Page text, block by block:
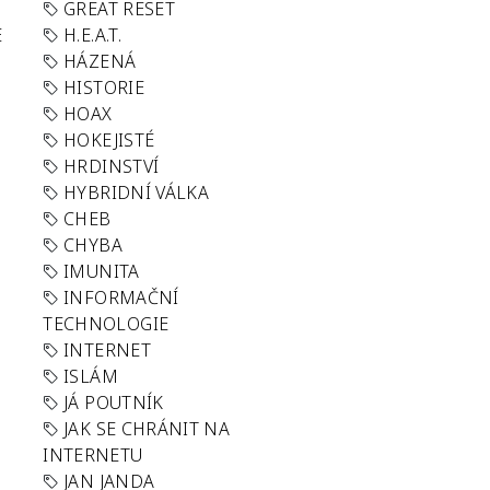
GREAT RESET
H.E.A.T.
HÁZENÁ
HISTORIE
HOAX
HOKEJISTÉ
HRDINSTVÍ
HYBRIDNÍ VÁLKA
CHEB
CHYBA
IMUNITA
INFORMAČNÍ
TECHNOLOGIE
INTERNET
ISLÁM
JÁ POUTNÍK
JAK SE CHRÁNIT NA
INTERNETU
JAN JANDA